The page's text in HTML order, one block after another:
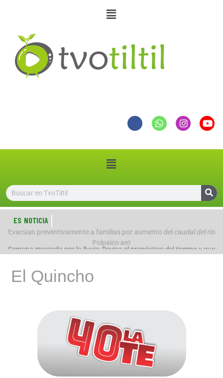
ES NOTICIA
Semana marcada por la lluvia: Revisa el pronóstico del tiempo y que
Evacúan preventivamente a familias por aumento del caudal del río
Polpaico ant
El Quincho